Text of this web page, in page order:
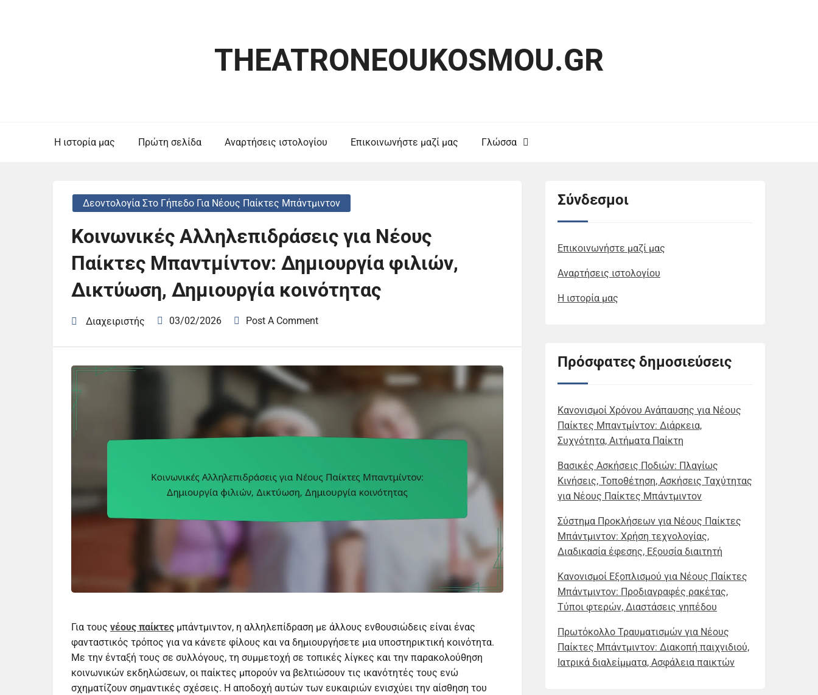
THEATRONEOUKOSMOU.GR
Η ιστορία μας Πρώτη σελίδα Αναρτήσεις ιστολογίου Επικοινωνήστε μαζί μας Γλώσσα
Δεοντολογία Στο Γήπεδο Για Νέους Παίκτες Μπάντμιντον
Κοινωνικές Αλληλεπιδράσεις για Νέους
Παίκτες Μπαντμίντον: Δημιουργία φιλιών,
Δικτύωση, Δημιουργία κοινότητας
Διαχειριστής 03/02/2026 Post A Comment
Για τους νέους παίκτες μπάντμιντον, η αλληλεπίδραση με άλλους ενθουσιώδεις είναι ένας
φανταστικός τρόπος για να κάνετε φίλους και να δημιουργήσετε μια υποστηρικτική κοινότητα.
Με την ένταξή τους σε συλλόγους, τη συμμετοχή σε τοπικές λίγκες και την παρακολούθηση
κοινωνικών εκδηλώσεων, οι παίκτες μπορούν να βελτιώσουν τις ικανότητές τους ενώ
σχηματίζουν σημαντικές σχέσεις. Η αποδοχή αυτών των ευκαιριών ενισχύει την αίσθηση του
Σύνδεσμοι
Επικοινωνήστε μαζί μας
Αναρτήσεις ιστολογίου
Η ιστορία μας
Πρόσφατες δημοσιεύσεις
Κανονισμοί Χρόνου Ανάπαυσης για Νέους
Παίκτες Μπαντμίντον: Διάρκεια,
Συχνότητα, Αιτήματα Παίκτη
Βασικές Ασκήσεις Ποδιών: Πλαγίως
Κινήσεις, Τοποθέτηση, Ασκήσεις Ταχύτητας
για Νέους Παίκτες Μπάντμιντον
Σύστημα Προκλήσεων για Νέους Παίκτες
Μπάντμιντον: Χρήση τεχνολογίας,
Διαδικασία έφεσης, Εξουσία διαιτητή
Κανονισμοί Εξοπλισμού για Νέους Παίκτες
Μπάντμιντον: Προδιαγραφές ρακέτας,
Τύποι φτερών, Διαστάσεις γηπέδου
Πρωτόκολλο Τραυματισμών για Νέους
Παίκτες Μπάντμιντον: Διακοπή παιχνιδιού,
Ιατρικά διαλείμματα, Ασφάλεια παικτών